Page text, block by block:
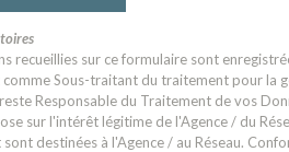
recueillies sur ce formulaire sont
comme Sous-traitant du traitement pour la
Responsable du Traitement de vos
sur l'intérêt légitime de l'Agence / du
destinées à l'Agence / au Réseau.